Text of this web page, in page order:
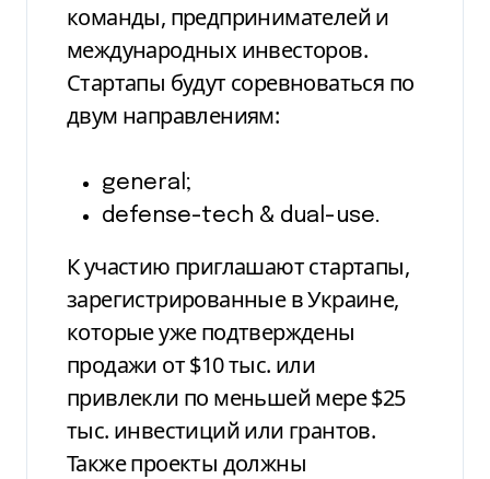
команды, предпринимателей и
международных инвесторов.
Стартапы будут соревноваться по
двум направлениям:
general;
defense-tech & dual-use.
К участию приглашают стартапы,
зарегистрированные в Украине,
которые уже подтверждены
продажи от $10 тыс. или
привлекли по меньшей мере $25
тыс. инвестиций или грантов.
Также проекты должны